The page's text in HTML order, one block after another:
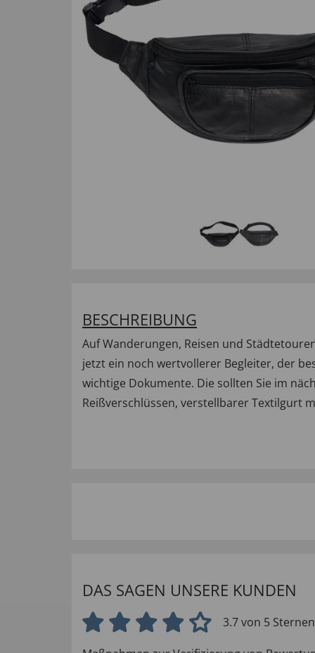
BESCHREIBUNG
Auf Wanderungen, Reisen und
jetzt ein noch wertvollerer Begleiter, der
wichtige Dokumente. Die sollten Sie im
Reißverschlüssen, verstellbarer Textilgurt
DAS SAGEN UNSERE KUNDEN
3.7 von 5 Sternen